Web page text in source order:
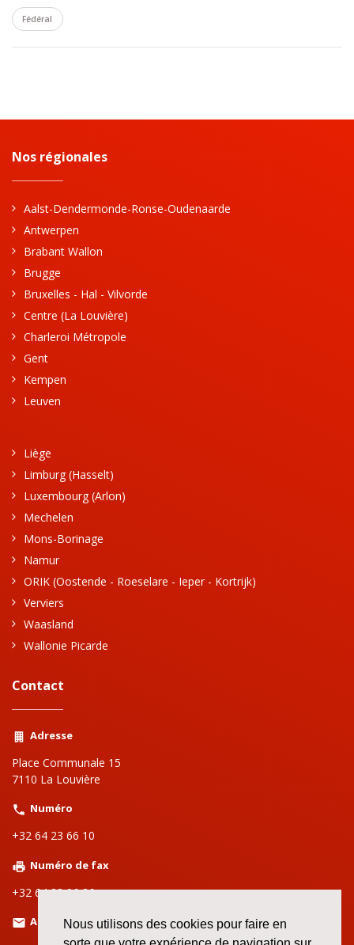
Nous utilisons des cookies pour faire en
Fédéral
Nos régionales
Aalst-Dendermonde-Ronse-Oudenaarde
Antwerpen
Brabant Wallon
Brugge
Bruxelles - Hal - Vilvorde
Centre (La Louvière)
Charleroi Métropole
Gent
Kempen
Leuven
Liège
Limburg (Hasselt)
Luxembourg (Arlon)
Mechelen
Mons-Borinage
Namur
ORIK (Oostende - Roeselare - Ieper - Kortrijk)
Verviers
Waasland
Wallonie Picarde
Contact
Adresse
Place Communale 15
7110 La Louvière
Numéro
+32 64 23 66 10
Numéro de fax
+32 64 28 06 26
Adresse email